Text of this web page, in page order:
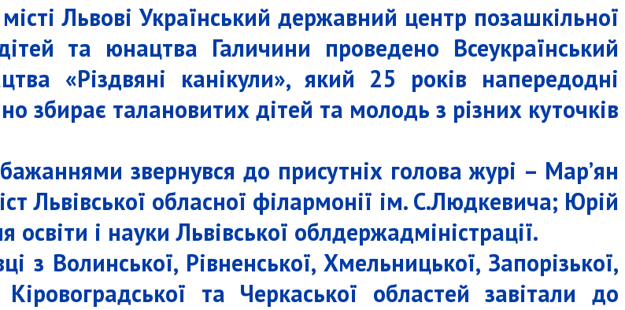
Львові Український державний центр позашкільної
та юнацтва Галичини проведено Всеукраїнський
«Різдвяні канікули», який 25 років напередодні
збирає талановитих дітей та молодь з різних куточків
звернувся до присутніх голова журі – Мар’ян
Львівської обласної філармонії ім. С.Людкевича; Юрій
і науки Львівської облдержадміністрації.
з Волинської, Рівненської, Хмельницької, Запорізької,
Кіровоградської та Черкаської областей завітали до